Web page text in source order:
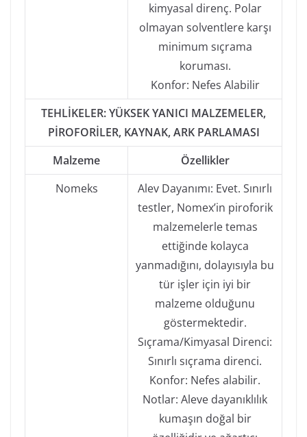
kimyasal direnç. Polar
olmayan solventlere karşı
minimum sıçrama
koruması.
Konfor: Nefes Alabilir
TEHLİKELER: YÜKSEK YANICI MALZEMELER,
PİROFORİLER, KAYNAK, ARK PARLAMASI
Malzeme
Özellikler
Nomeks
Alev Dayanımı: Evet. Sınırlı
testler, Nomex’in piroforik
malzemelerle temas
ettiğinde kolayca
yanmadığını, dolayısıyla bu
tür işler için iyi bir
malzeme olduğunu
göstermektedir.
Sıçrama/Kimyasal Direnci:
Sınırlı sıçrama direnci.
Konfor: Nefes alabilir.
Notlar: Aleve dayanıklılık
kumaşın doğal bir